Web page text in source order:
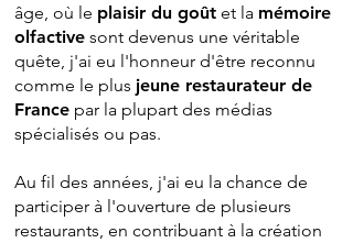
âge, où le plaisir du goût et la mémoire
olfactive sont devenus une véritable
quête, j'ai eu l'honneur d'être reconnu
comme le plus jeune restaurateur de
France par la plupart des médias
spécialisés ou pas.
Au fil des années, j'ai eu la chance de
participer à l'ouverture de plusieurs
restaurants, en contribuant à la création